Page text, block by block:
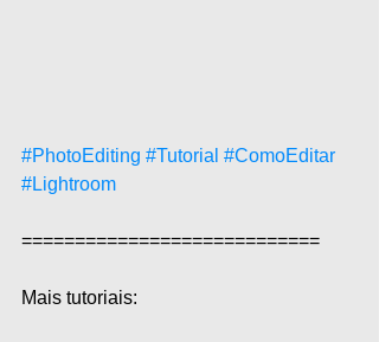
#PhotoEditing #Tutorial #ComoEditar
#Lightroom
============================
Mais tutoriais: